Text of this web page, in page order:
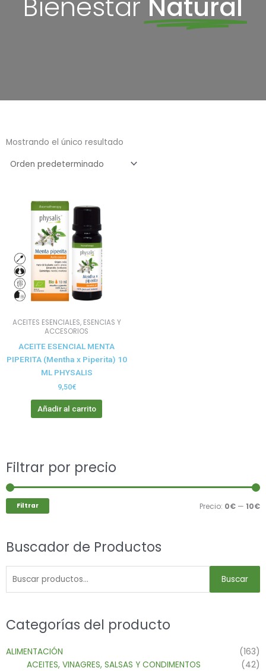
Bienestar Natural
Mostrando el único resultado
ACEITES ESENCIALES, ESENCIAS Y
ACCESORIOS
ACEITE ESENCIAL MENTA
PIPERITA (Mentha x Piperita) 10
ML PHYSALIS
9,50€
Añadir al carrito
Filtrar por precio
Filtrar Precio: 0€ — 10€
Buscador de Productos
Buscar
Buscar
Categorías del producto
ALIMENTACIÓN
(163)
ACEITES, VINAGRES, SALSAS Y CONDIMENTOS
(42)